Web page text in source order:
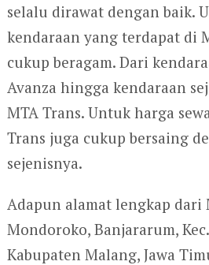
selalu dirawat dengan baik.
kendaraan yang terdapat di
cukup beragam. Dari
Avanza hingga kendaraan
MTA Trans. Untuk harga
Trans juga cukup bersaing
sejenisnya.
Adapun alamat lengkap dari
Mondoroko, Banjararum,
Kabupaten Malang, Jawa